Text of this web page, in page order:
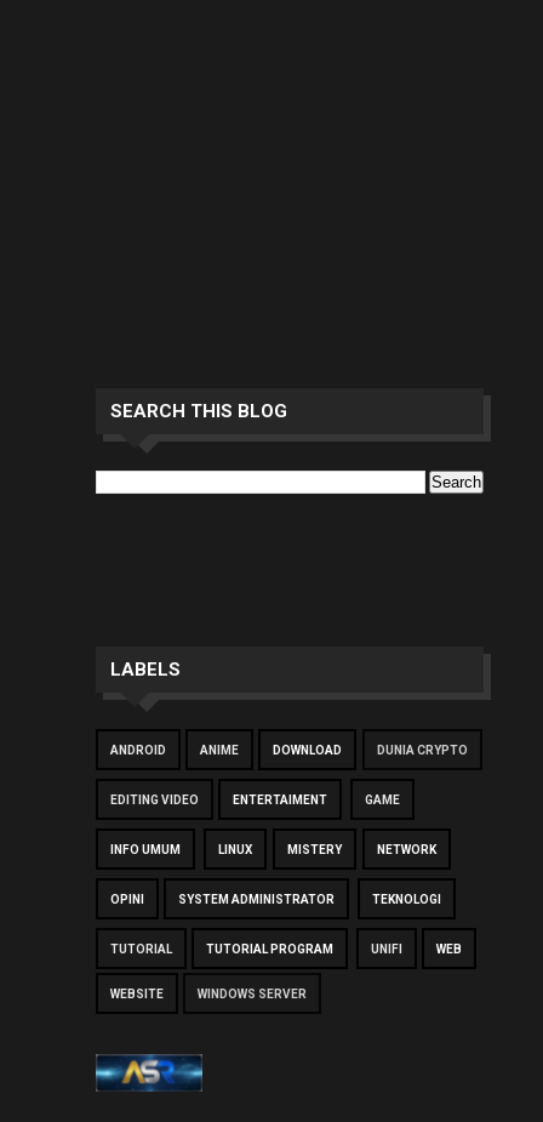
SEARCH THIS BLOG
LABELS
ANDROID ANIME DOWNLOAD DUNIA CRYPTO
EDITING VIDEO ENTERTAIMENT GAME
INFO UMUM LINUX MISTERY NETWORK
OPINI SYSTEM ADMINISTRATOR TEKNOLOGI
TUTORIAL TUTORIAL PROGRAM UNIFI WEB
WEBSITE WINDOWS SERVER